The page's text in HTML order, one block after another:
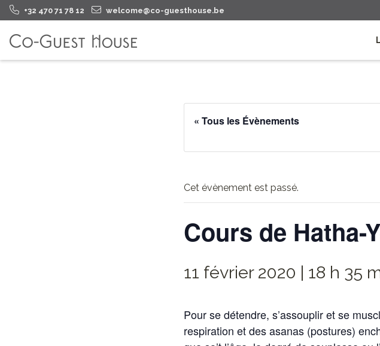
+32 470 71 78 12 welcome@co-guesthouse.be
« Tous les Évènements
Cet évènement est passé.
Cours de Hatha-
11 février 2020 | 18 h 35
Pour se détendre, s’assouplir et se
respiration et des asanas (postures)